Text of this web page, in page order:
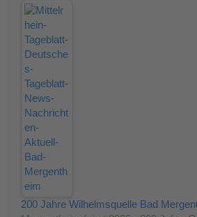
200 Jahre Wilhelmsquelle Bad